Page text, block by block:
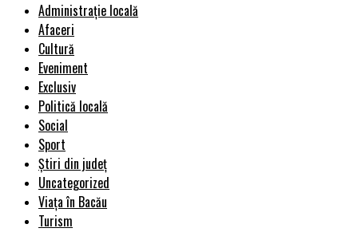
Administrație locală
Afaceri
Cultură
Eveniment
Exclusiv
Politică locală
Social
Sport
Știri din județ
Uncategorized
Viața în Bacău
Turism